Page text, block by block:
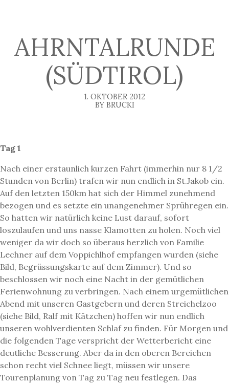
AHRNTALRUNDE
(SÜDTIROL)
1. OKTOBER 2012
BY BRUCKI
Tag 1
Nach einer erstaunlich kurzen Fahrt (immerhin nur 8 1/2
Stunden von Berlin) trafen wir nun endlich in St.Jakob ein.
Auf den letzten 150km hat sich der Himmel zunehmend
bezogen und es setzte ein unangenehmer Sprühregen ein.
So hatten wir natürlich keine Lust darauf, sofort
loszulaufen und uns nasse Klamotten zu holen. Noch viel
weniger da wir doch so überaus herzlich von Familie
Lechner auf dem Voppichlhof empfangen wurden (siehe
Bild, Begrüssungskarte auf dem Zimmer). Und so
beschlossen wir noch eine Nacht in der gemütlichen
Ferienwohnung zu verbringen. Nach einem urgemütlichen
Abend mit unseren Gastgebern und deren Streichelzoo
(siehe Bild, Ralf mit Kätzchen) hoffen wir nun endlich
unseren wohlverdienten Schlaf zu finden. Für Morgen und
die folgenden Tage verspricht der Wetterbericht eine
deutliche Besserung. Aber da in den oberen Bereichen
schon recht viel Schnee liegt, müssen wir unsere
Tourenplanung von Tag zu Tag neu festlegen. Das